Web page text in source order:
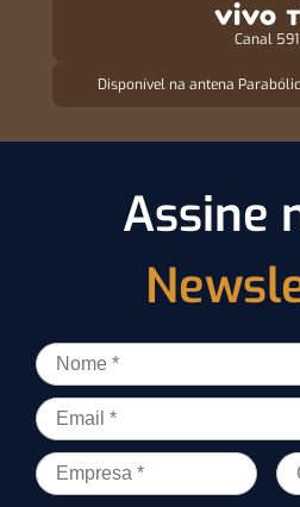
Canal 591
Disponível na antena
Assine